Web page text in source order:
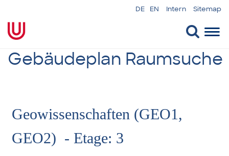
DE EN Intern Sitemap
Gebäudeplan Raumsuche
Geowissenschaften (GEO1,
GEO2) - Etage: 3